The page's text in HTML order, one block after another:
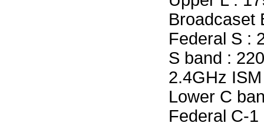
Broadcaset B
Federal S :
S band :
2.4GHz ISM :
Lower C
Federal C-1 :